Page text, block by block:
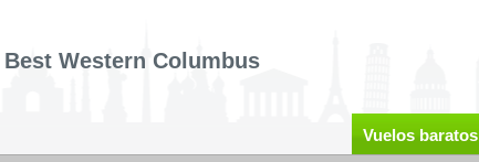
Western Columbus
Vuelos baratos